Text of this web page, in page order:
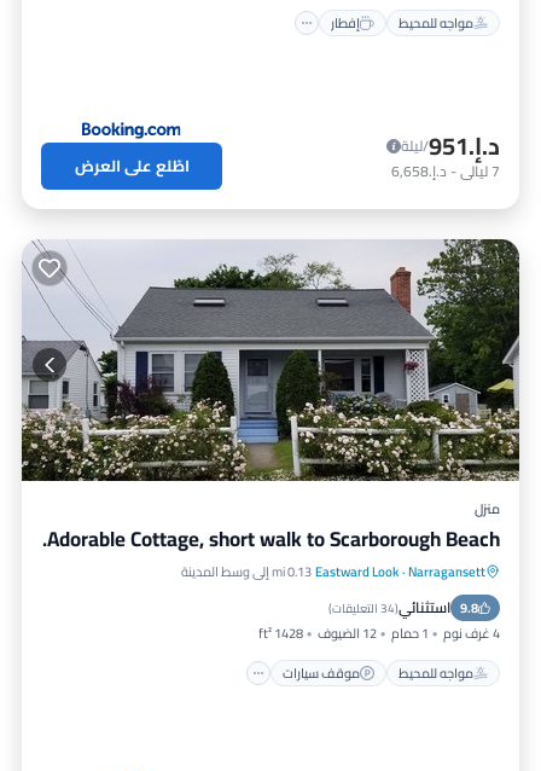
مواجه للمحيط
إفطار
د.إ.‏951
/ليلة
7ليالي- د.إ.‏6,658 اطّلع على العرض
منزل
Adorable Cottage, short walk to Scarborough Beach.
Narragansett
·
Eastward Look0.13 mi إلى وسط المدينة
9.8 استثنائي(34 التعليقات )
4 غرف نوم 1 حمام 12 الضيوف
1428 ft²
مواجه للمحيط
موقف سيارات
مواجه للمحيط
موقف سيارات
إطلالة على المحيط